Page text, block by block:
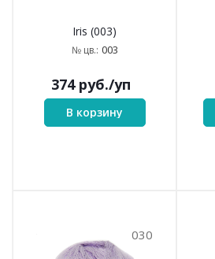
Iris (003)
№ цв.: 003
374руб./уп
В корзину
030